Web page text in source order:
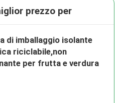
prezzo per
di imballaggio isolante
riciclabile,non
per frutta e verdura